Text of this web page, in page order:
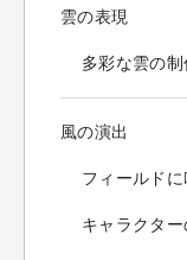
雲の表現
多彩な雲の制
風の演出
フィールド
キャラクタ